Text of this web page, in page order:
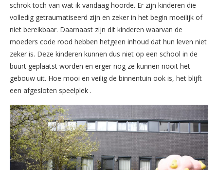
schrok toch van wat ik vandaag hoorde. Er zijn kinderen die
volledig getraumatiseerd zijn en zeker in het begin moeilijk of
niet bereikbaar. Daarnaast zijn dit kinderen waarvan de
moeders code rood hebben hetgeen inhoud dat hun leven niet
zeker is. Deze kinderen kunnen dus niet op een school in de
buurt geplaatst worden en erger nog ze kunnen nooit het
gebouw uit. Hoe mooi en veilig de binnentuin ook is, het blijft
een afgesloten speelplek .